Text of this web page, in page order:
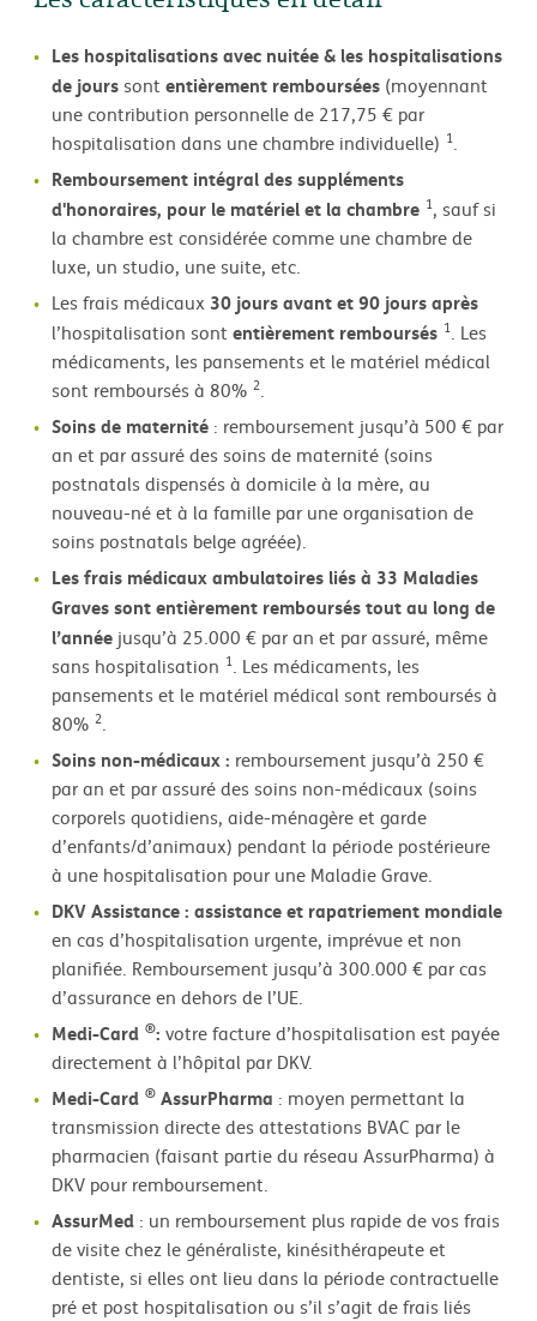
Les hospitalisations avec nuitée & les hospitalisations
de jours sont entièrement remboursées (moyennant
une contribution personnelle de 217,75 € par
hospitalisation dans une chambre individuelle) 1.
Remboursement intégral des suppléments
d'honoraires, pour le matériel et la chambre 1, sauf si
la chambre est considérée comme une chambre de
luxe, un studio, une suite, etc.
Les frais médicaux 30 jours avant et 90 jours après
l’hospitalisation sont entièrement remboursés 1. Les
médicaments, les pansements et le matériel médical
sont remboursés à 80% 2.
Soins de maternité : remboursement jusqu’à 500 € par
an et par assuré des soins de maternité (soins
postnatals dispensés à domicile à la mère, au
nouveau-né et à la famille par une organisation de
soins postnatals belge agréée).
Les frais médicaux ambulatoires liés à 33 Maladies
Graves sont entièrement remboursés tout au long de
l’année jusqu’à 25.000 € par an et par assuré, même
sans hospitalisation 1. Les médicaments, les
pansements et le matériel médical sont remboursés à
80% 2.
Soins non-médicaux : remboursement jusqu’à 250 €
par an et par assuré des soins non-médicaux (soins
corporels quotidiens, aide-ménagère et garde
d’enfants/d’animaux) pendant la période postérieure
à une hospitalisation pour une Maladie Grave.
DKV Assistance : assistance et rapatriement mondiale
en cas d’hospitalisation urgente, imprévue et non
planifiée. Remboursement jusqu’à 300.000 € par cas
d’assurance en dehors de l’UE.
Medi-Card ®: votre facture d’hospitalisation est payée
directement à l’hôpital par DKV.
Medi-Card ® AssurPharma : moyen permettant la
transmission directe des attestations BVAC par le
pharmacien (faisant partie du réseau AssurPharma) à
DKV pour remboursement.
AssurMed : un remboursement plus rapide de vos frais
de visite chez le généraliste, kinésithérapeute et
dentiste, si elles ont lieu dans la période contractuelle
pré et post hospitalisation ou s’il s’agit de frais liés